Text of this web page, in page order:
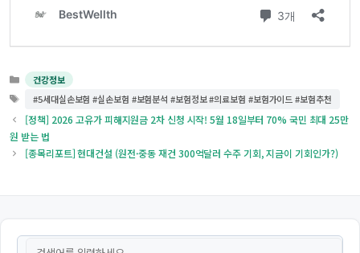
카
리
건강정보
#5세대실손보험 #실손보험 #보험분석 #보험정보 #의료보험 #보험가이드 #보험추천
[정책] 2026 고유가 피해지원금 2차 신청 시작! 5월 18일부터 70% 국민 최대 25만
원 받는 법
[종목리포트] 현대건설 (원전·중동 재건 300억달러 수주 기회, 지금이 기회인가?)